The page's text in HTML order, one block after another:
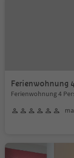
Ferienwohnung
Ferienwohnung 4